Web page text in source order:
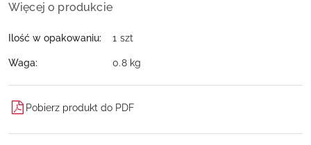
Więcej o produkcie
Ilość w opakowaniu: 1 szt
Waga: 0.8 kg
Pobierz produkt do PDF